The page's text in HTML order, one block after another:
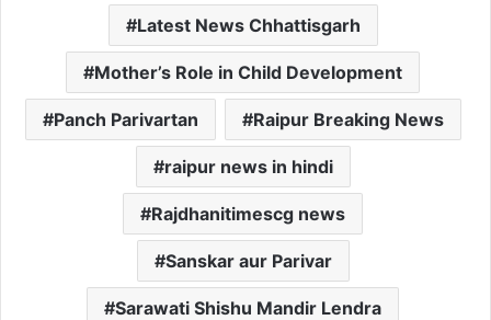
Latest News Chhattisgarh
Mother’s Role in Child Development
Panch Parivartan Raipur Breaking News
raipur news in hindi
Rajdhanitimescg news
Sanskar aur Parivar
Sarawati Shishu Mandir Lendra